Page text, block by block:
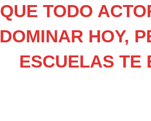
QUE TODO
DOMINAR HOY,
ESCUELAS TE